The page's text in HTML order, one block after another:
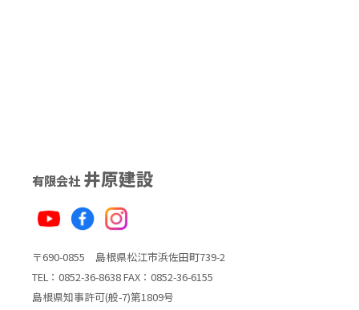
有限会社 井原建設
〒690-0855 島根県松江市浜佐田町739-2
TEL：0852-36-8638 FAX：0852-36-6155
島根県知事許可(般-7)第1809号